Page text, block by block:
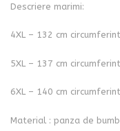
Descriere marimi:
4XL – 132 cm
5XL – 137 cm
6XL – 140 cm
Material : panza de